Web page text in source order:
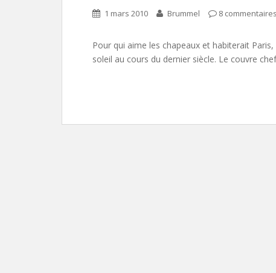
1 mars 2010 Brummel 8 commentaires
Pour qui aime les chapeaux et habiterait
soleil au cours du dernier siècle. Le couvre